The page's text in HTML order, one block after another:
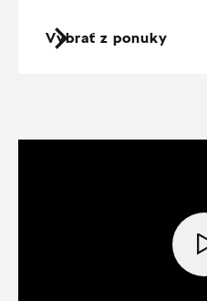
Vybrať z ponuky